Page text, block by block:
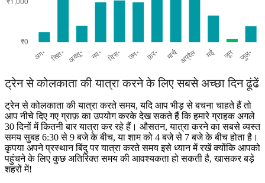
ट्रेन से कोलकाता की यात्रा करने के लिए सबसे अच्छा दिन ढूंढें
ट्रेन से कोलकाता की यात्रा करते समय, यदि आप भीड़ से बचना चाहते हैं तो
आप नीचे दिए गए ग्राफ़ का उपयोग करके देख सकते हैं कि हमारे ग्राहक अगले
30 दिनों में कितनी बार यात्रा कर रहे हैं। औसतन, यात्रा करने का सबसे व्यस्त
समय सुबह 6:30 से 9 बजे के बीच, या शाम को 4 बजे से 7 बजे के बीच होता है।
कृपया अपने प्रस्थान बिंदु पर यात्रा करते समय इसे ध्यान में रखें क्योंकि आपको
पहुंचने के लिए कुछ अतिरिक्त समय की आवश्यकता हो सकती है, खासकर बड़े
शहरों में!